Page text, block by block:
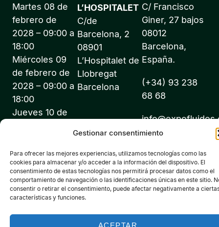
Gestionar consentimiento
Para ofrecer las mejores experiencias, utilizamos tecnologías como las
cookies para almacenar y/o acceder a la información del dispositivo. El
consentimiento de estas tecnologías nos permitirá procesar datos como el
comportamiento de navegación o las identificaciones únicas en este sitio.
consentir o retirar el consentimiento, puede afectar negativamente a
características y funciones.
ACEPTAR
Martes 08 de
febrero de
2028 – 09:00 a
18:00
Miércoles 09
de febrero de
2028 – 09:00 a
18:00
Jueves 10 de
2028 – 09:00 a
18:00
L’HOSPITALET
C/de
Barcelona, 2
08901
L’Hospitalet de
Llobregat
Barcelona
C/ Francisco
Giner, 27 bajos
08012
Barcelona,
España.
(+34) 93 238
68 68
Organiza: PROFEI SL – NIF: B60035490 – Registro Mercantil: